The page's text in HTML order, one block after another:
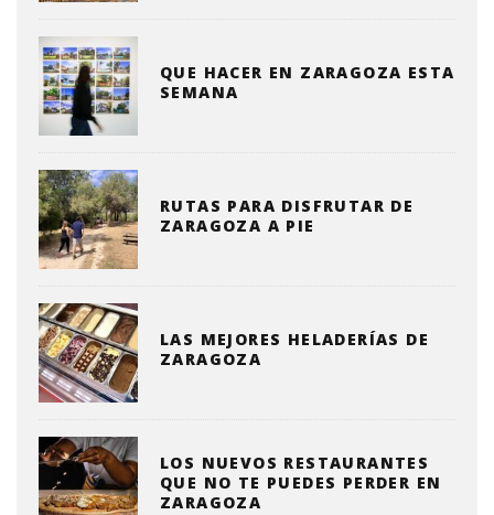
QUE HACER EN ZARAGOZA ESTA
SEMANA
RUTAS PARA DISFRUTAR DE
ZARAGOZA A PIE
LAS MEJORES HELADERÍAS DE
ZARAGOZA
LOS NUEVOS RESTAURANTES
QUE NO TE PUEDES PERDER EN
ZARAGOZA